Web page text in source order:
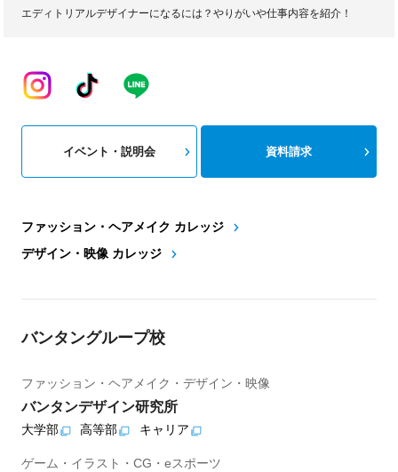
エディトリアルデザイナーになるには？やりがいや仕事内容を紹介！
ファッション・ヘアメイク カレッジ
デザイン・映像 カレッジ
イベント・説明会 資料請求
バンタングループ校
ファッション・ヘアメイク・デザイン・映像
バンタンデザイン研究所
大学部 高等部 キャリア
ゲーム・イラスト・CG・eスポーツ